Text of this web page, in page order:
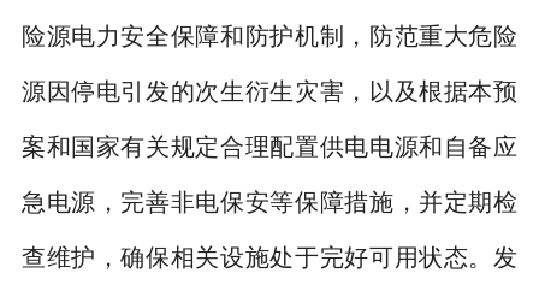
险源电力安全保障和防护机制，防范重大危险
源因停电引发的次生衍生灾害，以及根据本预
案和国家有关规定合理配置供电电源和自备应
急电源，完善非电保安等保障措施，并定期检
查维护，确保相关设施处于完好可用状态。发